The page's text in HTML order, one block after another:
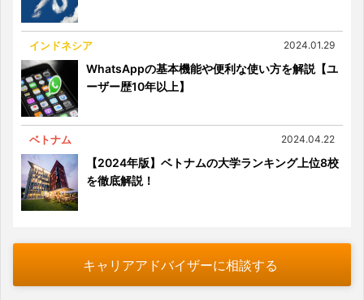
インドネシア 2024.01.29
WhatsAppの基本機能や便利な使い方を解説【ユ
ーザー歴10年以上】
ベトナム 2024.04.22
【2024年版】ベトナムの大学ランキング上位8校
を徹底解説！
キャリアアドバイザーに相談する